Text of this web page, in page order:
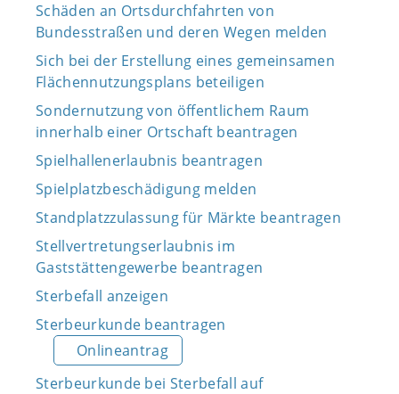
Schäden an Ortsdurchfahrten von
Bundesstraßen und deren Wegen melden
Sich bei der Erstellung eines gemeinsamen
Flächennutzungsplans beteiligen
Sondernutzung von öffentlichem Raum
innerhalb einer Ortschaft beantragen
Spielhallenerlaubnis beantragen
Spielplatzbeschädigung melden
Standplatzzulassung für Märkte beantragen
Stellvertretungserlaubnis im
Gaststättengewerbe beantragen
Sterbefall anzeigen
Sterbeurkunde beantragen
Onlineantrag
Sterbeurkunde bei Sterbefall auf